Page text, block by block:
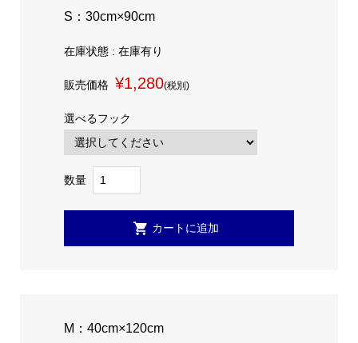
S：30cm×90cm
在庫状態 : 在庫有り
販売価格 ¥1,280(税別)
選べるフック
数量
M：40cm×120cm